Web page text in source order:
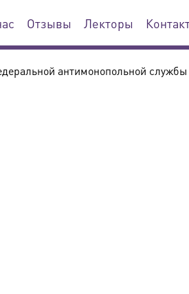
Отзывы Лекторы
антимонопольной службы